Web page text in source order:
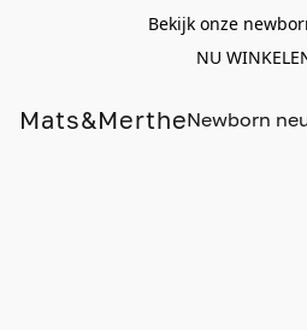
Bekijk onze
NU
Mats&MertheNewborn